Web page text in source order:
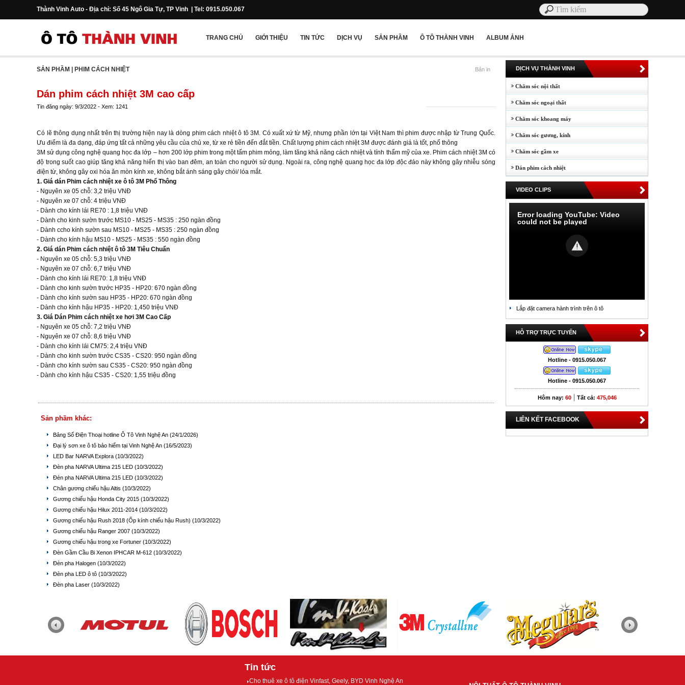
Thành Vinh Auto - Địa chỉ: Số 45 Ngô Gia Tự, TP Vinh | Tel: 0915.050.067
TRANG CHỦ GIỚI THIỆU TIN TỨC DỊCH VỤ SẢN PHẦM Ô TÔ THÀNH VINH ALBUM ẢNH
SẢN PHẦM PHIM CÁCH NHIỆT Bản in
Dán phim cách nhiệt 3M cao cấp
Tin đăng ngày: 9/3/2022 - Xem: 1241
Có lẽ thông dụng nhất trên thị trường hiện nay là dòng phim cách nhiệt ô tô 3M. Có xuất xứ từ Mỹ, nhưng phần lớn tại Việt Nam thì phim được nhập từ Trung Quốc.
Ưu điểm là đa dạng, đáp ứng tất cả những yêu cầu của chủ xe, từ xe rẻ tiền đến đắt tiền. Chất lượng phim cách nhiệt 3M được đánh giá là tốt, phổ thông
3M sử dụng công nghệ quang học đa lớp – hơn 200 lớp phim trong một tấm phim mỏng, làm tăng khả năng cách nhiệt và tính thẩm mỹ của xe. Phim cách nhiệt 3M có
độ trong suốt cao giúp tăng khả năng hiển thị vào ban đêm, an toàn cho người sử dụng. Ngoài ra, công nghệ quang học đa lớp độc đáo này không gây nhiễu sóng
điện từ, không gây oxi hóa ăn mòn kính xe, không bắt ánh sáng gây chói/ lóa mắt.
1. Giá dán Phim cách nhiệt xe ô tô 3M Phổ Thông
- Nguyên xe 05 chỗ: 3,2 triệu VNĐ
- Nguyên xe 07 chỗ: 4 triệu VNĐ
- Dành cho kính lái RE70 : 1,8 triệu VNĐ
- Dành cho kinh sườn trước MS10 - MS25 - MS35 : 250 ngàn đồng
- Dành ccho kính sườn sau MS10 - MS25 - MS35 : 250 ngàn đồng
- Dành cho kính hậu MS10 - MS25 - MS35 : 550 ngàn đồng
2. Giá dán Phim cách nhiệt ô tô 3M Tiêu Chuẩn
- Nguyên xe 05 chỗ: 5,3 triệu VNĐ
- Nguyên xe 07 chỗ: 6,7 triệu VNĐ
- Dành cho kính lái RE70: 1,8 triệu VNĐ
- Dành cho kinh sườn trước HP35 - HP20: 670 ngàn đồng
- Dành cho kính sườn sau HP35 - HP20: 670 ngàn đồng
- Dành cho kính hậu HP35 - HP20: 1,450 triệu VNĐ
3. Giá Dán Phim cách nhiệt xe hơi 3M Cao Cấp
- Nguyên xe 05 chỗ: 7,2 triệu VNĐ
- Nguyên xe 07 chỗ: 8,6 triệu VNĐ
- Dành cho kính lái CM75: 2,4 triệu VNĐ
- Dành cho kinh sườn trước CS35 - CS20: 950 ngàn đồng
- Dành cho kính sườn sau CS35 - CS20: 950 ngàn đồng
- Dành cho kính hậu CS35 - CS20: 1,55 triệu đồng
Sản phầm khác:
Bảng Số Điện Thoại hotline Ô Tô Vinh Nghệ An (24/1/2026)
Đại lý sơn xe ô tô bảo hiểm tại Vinh Nghệ An (16/5/2023)
LED Bar NARVA Explora (10/3/2022)
Đèn pha NARVA Ultima 215 LED (10/3/2022)
Đèn pha NARVA Ultima 215 LED (10/3/2022)
Chân gương chiếu hậu Altis (10/3/2022)
Gương chiếu hậu Honda City 2015 (10/3/2022)
Gương chiếu hậu Hilux 2011-2014 (10/3/2022)
Gương chiếu hậu Rush 2018 (Ốp kính chiếu hậu Rush) (10/3/2022)
Gương chiếu hậu Ranger 2007 (10/3/2022)
Gương chiếu hậu trong xe Fortuner (10/3/2022)
Đèn Gầm Cầu Bi Xenon IPHCAR M-612 (10/3/2022)
Đèn pha Halogen (10/3/2022)
Đèn pha LED ô tô (10/3/2022)
Đèn pha Laser (10/3/2022)
DỊCH VỤ THÀNH VINH
Chăm sóc nội thất
Chăm sóc ngoại thất
Chăm sóc khoang máy
Chăm sóc gương, kính
Chăm sóc gầm xe
Dán phim cách nhiệt
VIDEO CLIPS
Error loading YouTube: Video
could not be played
Lắp đặt camera hành trình trên ô tô
HỖ TRỢ TRỰC TUYẾN
Hotline - 0915.050.067
Hotline - 0915.050.067
Hôm nay: 60| Tất cả: 475,046
LIÊN KẾT FACEBOOK
Tin tức
Cho thuê xe ô tô điện Vinfast, Geely, BYD Vinh Nghệ An